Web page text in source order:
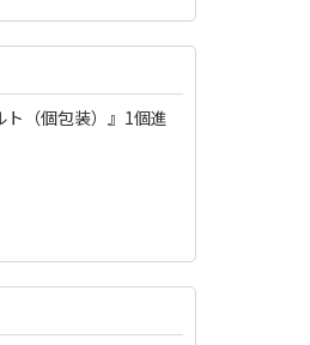
（個包装）』1個進